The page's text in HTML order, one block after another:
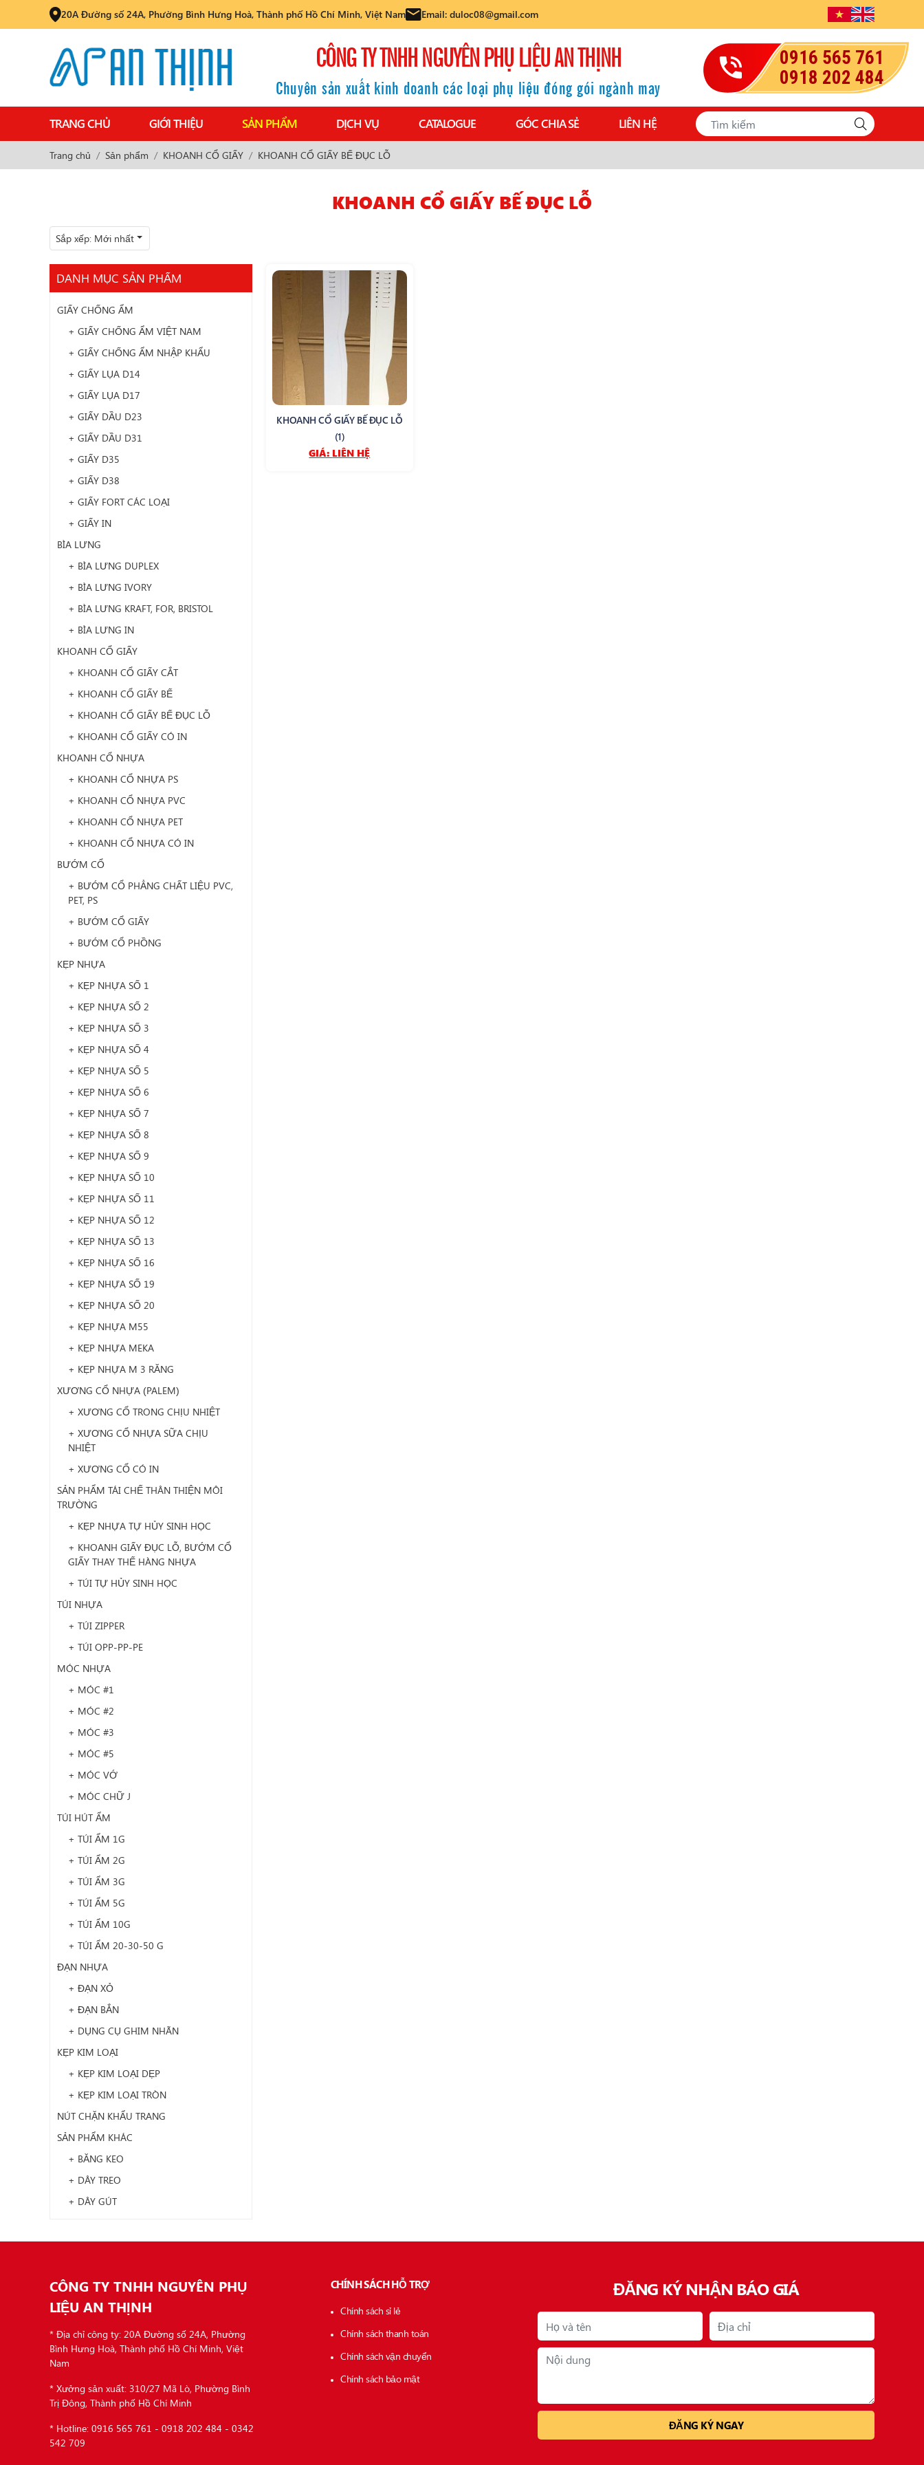
20A Đường số 24A, Phường Bình Hưng Hoà, Thành phố Hồ Chí Minh, Việt Nam Email: duloc08@gmail.com
CÔNG TY TNHH NGUYÊN PHỤ LIỆU AN THỊNH
Chuyên sản xuất kinh doanh các loại phụ liệu đóng gói ngành may
0916 565 761
0918 202 484
TRANG CHỦ GIỚI THIỆU SẢN PHẨM DỊCH VỤ CATALOGUE GÓC CHIA SẺ LIÊN HỆ
Trang chủ Sản phẩm KHOANH CỔ GIẤY KHOANH CỔ GIẤY BẾ ĐỤC LỖ
KHOANH CỔ GIẤY BẾ ĐỤC LỖ
Sắp xếp: Mới nhất
DANH MỤC SẢN PHẨM
GIẤY CHỐNG ẨM
+ GIẤY CHỐNG ẨM VIỆT NAM
+ GIẤY CHỐNG ẨM NHẬP KHẨU
+ GIẤY LỤA D14
+ GIẤY LỤA D17
+ GIẤY DẦU D23
+ GIẤY DẦU D31
+ GIẤY D35
+ GIẤY D38
+ GIẤY FORT CÁC LOẠI
+ GIẤY IN
BÌA LƯNG
+ BÌA LƯNG DUPLEX
+ BÌA LƯNG IVORY
+ BÌA LƯNG KRAFT, FOR, BRISTOL
+ BÌA LƯNG IN
KHOANH CỔ GIẤY
+ KHOANH CỔ GIẤY CẮT
+ KHOANH CỔ GIẤY BẾ
+ KHOANH CỔ GIẤY BẾ ĐỤC LỖ
+ KHOANH CỔ GIẤY CÓ IN
KHOANH CỔ NHỰA
+ KHOANH CỔ NHỰA PS
+ KHOANH CỔ NHỰA PVC
+ KHOANH CỔ NHỰA PET
+ KHOANH CỔ NHỰA CÓ IN
BƯỚM CỔ
+ BƯỚM CỔ PHẲNG CHẤT LIỆU PVC,
PET, PS
+ BƯỚM CỔ GIẤY
+ BƯỚM CỔ PHỒNG
KẸP NHỰA
+ KẸP NHỰA SỐ 1
+ KẸP NHỰA SỐ 2
+ KẸP NHỰA SỐ 3
+ KẸP NHỰA SỐ 4
+ KẸP NHỰA SỐ 5
+ KẸP NHỰA SỐ 6
+ KẸP NHỰA SỐ 7
+ KẸP NHỰA SỐ 8
+ KẸP NHỰA SỐ 9
+ KẸP NHỰA SỐ 10
+ KẸP NHỰA SỐ 11
+ KẸP NHỰA SỐ 12
+ KẸP NHỰA SỐ 13
+ KẸP NHỰA SỐ 16
+ KẸP NHỰA SỐ 19
+ KẸP NHỰA SỐ 20
+ KẸP NHỰA M55
+ KẸP NHỰA MEKA
+ KẸP NHỰA M 3 RĂNG
XƯƠNG CỔ NHỰA (PALEM)
+ XƯƠNG CỔ TRONG CHỊU NHIỆT
+ XƯƠNG CỔ NHỰA SỮA CHỊU
NHIỆT
+ XƯƠNG CỔ CÓ IN
SẢN PHẨM TÁI CHẾ THÂN THIỆN MÔI
TRƯỜNG
+ KẸP NHỰA TỰ HỦY SINH HỌC
+ KHOANH GIẤY ĐỤC LỖ, BƯỚM CỔ
GIẤY THAY THẾ HÀNG NHỰA
+ TÚI TỰ HỦY SINH HỌC
TÚI NHỰA
+ TÚI ZIPPER
+ TÚI OPP-PP-PE
MÓC NHỰA
+ MÓC #1
+ MÓC #2
+ MÓC #3
+ MÓC #5
+ MÓC VỚ
+ MÓC CHỮ J
TÚI HÚT ẨM
+ TÚI ẨM 1G
+ TÚI ẨM 2G
+ TÚI ẨM 3G
+ TÚI ẨM 5G
+ TÚI ẨM 10G
+ TÚI ẨM 20-30-50 G
ĐẠN NHỰA
+ ĐẠN XỎ
+ ĐẠN BẮN
+ DỤNG CỤ GHIM NHÃN
KẸP KIM LOẠI
+ KẸP KIM LOẠI DẸP
+ KẸP KIM LOẠI TRÒN
NÚT CHẶN KHẨU TRANG
SẢN PHẨM KHÁC
+ BĂNG KEO
+ DÂY TREO
+ DÂY GÚT
KHOANH CỔ GIẤY BẾ ĐỤC LỖ
(1)
GIÁ: LIÊN HỆ
CÔNG TY TNHH NGUYÊN PHỤ
LIỆU AN THỊNH
* Địa chỉ công ty: 20A Đường số 24A, Phường
Bình Hưng Hoà, Thành phố Hồ Chí Minh, Việt
Nam
* Xưởng sản xuất: 310/27 Mã Lò, Phường Bình
Trị Đông, Thành phố Hồ Chí Minh
* Hotline: 0916 565 761 - 0918 202 484 - 0342
542 709
CHÍNH SÁCH HỖ TRỢ
Chính sách sỉ lẻ
Chính sách thanh toán
Chính sách vận chuyển
Chính sách bảo mật
ĐĂNG KÝ NHẬN BÁO GIÁ